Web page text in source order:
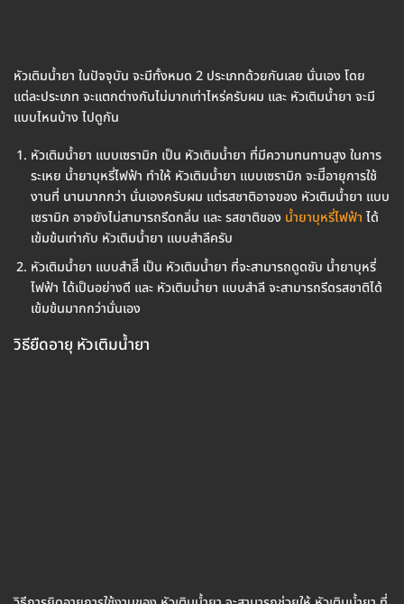
หัวเติมน้ำยา ในปัจจุบัน จะมีทั้งหมด 2 ประเภทด้วยกันเลย นั่นเอง โดย
แต่ละประเภท จะแตกต่างกันไม่มากเท่าไหร่ครับผม และ หัวเติมน้ำยา จะมี
แบบไหนบ้าง ไปดูกัน
หัวเติมน้ำยา แบบเซรามิก เป็น หัวเติมน้ำยา ที่มีความทนทานสูง ในการ
ระเหย น้ำยาบุหรี่ไฟฟ้า ทำให้ หัวเติมน้ำยา แบบเซรามิก จะมีีอายุการใช้
งานที่ นานมากกว่า นั่นเองครับผม แต่รสชาติอาจของ หัวเติมน้ำยา แบบ
เซรามิก อาจยังไม่สามารถรีดกลิ่น และ รสชาติของ น้ำยาบุหรี่ไฟฟ้า ได้
เข้มข้นเท่ากับ หัวเติมน้ำยา แบบสำลีครับ
หัวเติมน้ำยา แบบสำลีี เป็น หัวเติมน้ำยา ที่จะสามารถดูดซับ น้ำยาบุหรี่
ไฟฟ้า ได้เป็นอย่างดี และ หัวเติมน้ำยา แบบสำลี จะสามารถรีดรสชาติได้
เข้มข้นมากกว่านั่นเอง
วิธียืดอายุ หัวเติมน้ำยา